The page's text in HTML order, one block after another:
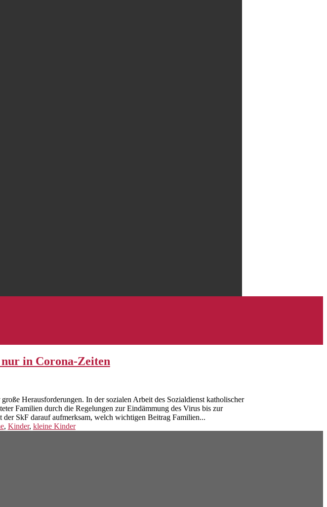
in Corona-Zeiten
Herausforderungen. In der sozialen Arbeit des Sozialdienst katholischer
Familien durch die Regelungen zur Eindämmung des Virus bis zur
SkF darauf aufmerksam, welch wichtigen Beitrag Familien...
, Kinder, kleine Kinder